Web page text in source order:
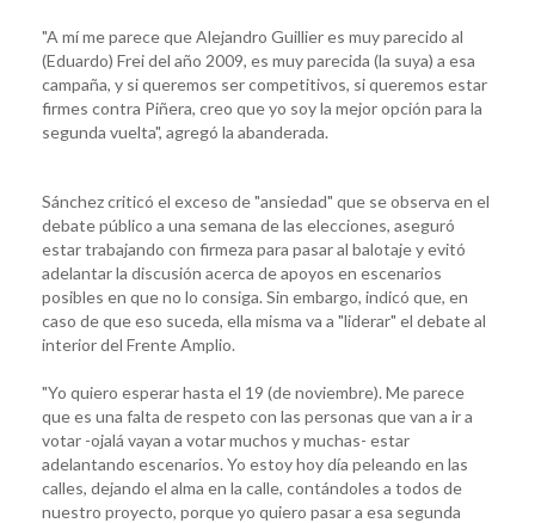
"A mí me parece que Alejandro Guillier es muy parecido al
(Eduardo) Frei del año 2009, es muy parecida (la suya) a esa
campaña, y si queremos ser competitivos, si queremos estar
firmes contra Piñera, creo que yo soy la mejor opción para la
segunda vuelta", agregó la abanderada.
Sánchez criticó el exceso de "ansiedad" que se observa en el
debate público a una semana de las elecciones, aseguró
estar trabajando con firmeza para pasar al balotaje y evitó
adelantar la discusión acerca de apoyos en escenarios
posibles en que no lo consiga. Sin embargo, indicó que, en
caso de que eso suceda, ella misma va a "liderar" el debate al
interior del Frente Amplio.
"Yo quiero esperar hasta el 19 (de noviembre). Me parece
que es una falta de respeto con las personas que van a ir a
votar -ojalá vayan a votar muchos y muchas- estar
adelantando escenarios. Yo estoy hoy día peleando en las
calles, dejando el alma en la calle, contándoles a todos de
nuestro proyecto, porque yo quiero pasar a esa segunda